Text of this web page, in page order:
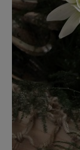
betekenen
cursus
niet. We
aanbod